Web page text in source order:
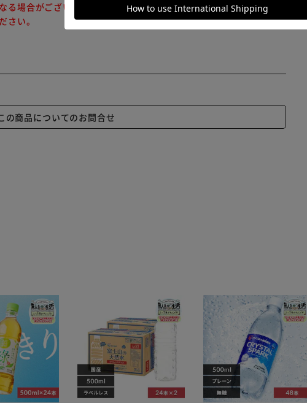
場合がございます。ご注文をいただいた後にお断りさせていただ
さい。
の商品についてのお問合せ